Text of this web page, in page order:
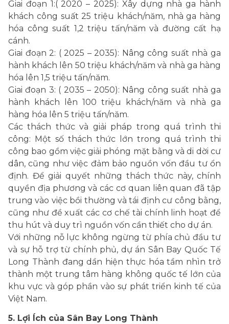
Giai đoạn 1:( 2020 – 2025): Xây dựng nhà ga hành
khách công suất 25 triệu khách/năm, nhà ga hàng
hóa công suất 1,2 triệu tấn/năm và đường cất hạ
cánh.
Giai đoạn 2: ( 2025 – 2035): Nâng công suất nhà ga
hành khách lên 50 triệu khách/năm và nhà ga hàng
hóa lên 1,5 triệu tấn/năm.
Giai đoạn 3: ( 2035 – 2050): Nâng công suất nhà ga
hành khách lên 100 triệu khách/năm và nhà ga
hàng hóa lên 5 triệu tấn/năm.
Các thách thức và giải pháp trong quá trình thi
công: Một số thách thức lớn trong quá trình thi
công bao gồm việc giải phóng mặt bằng và di dời cư
dân, cũng như việc đảm bảo nguồn vốn đầu tư ổn
định. Để giải quyết những thách thức này, chính
quyền địa phương và các cơ quan liên quan đã tập
trung vào việc bồi thường và tái định cư công bằng,
cũng như đề xuất các cơ chế tài chính linh hoạt để
thu hút và duy trì nguồn vốn cần thiết cho dự án.
Với những nỗ lực không ngừng từ phía chủ đầu tư
và sự hỗ trợ từ chính phủ, dự án Sân Bay Quốc Tế
Long Thành đang dần hiện thực hóa tầm nhìn trở
thành một trung tâm hàng không quốc tế lớn của
khu vực và góp phần vào sự phát triển kinh tế của
Việt Nam.
5. Lợi Ích của Sân Bay Long Thành